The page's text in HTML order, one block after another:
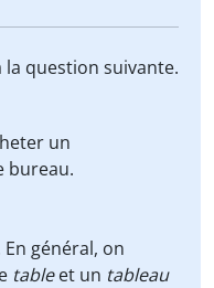
question suivante.
un
bureau.
général, on
tableet un tableau